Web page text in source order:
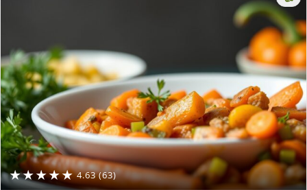
★★★★★ 4.63 (63)